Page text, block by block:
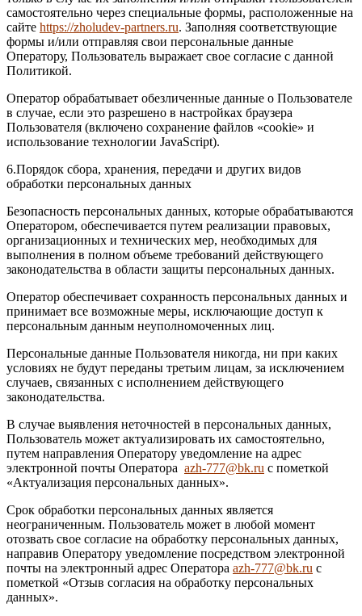
самостоятельно через специальные формы, расположенные на
сайте https://zholudev-partners.ru. Заполняя соответствующие
формы и/или отправляя свои персональные данные
Оператору, Пользователь выражает свое согласие с данной
Политикой.
Оператор обрабатывает обезличенные данные о Пользователе
в случае, если это разрешено в настройках браузера
Пользователя (включено сохранение файлов «cookie» и
использование технологии JavaScript).
6.Порядок сбора, хранения, передачи и других видов
обработки персональных данных
Безопасность персональных данных, которые обрабатываются
Оператором, обеспечивается путем реализации правовых,
организационных и технических мер, необходимых для
выполнения в полном объеме требований действующего
законодательства в области защиты персональных данных.
Оператор обеспечивает сохранность персональных данных и
принимает все возможные меры, исключающие доступ к
персональным данным неуполномоченных лиц.
Персональные данные Пользователя никогда, ни при каких
условиях не будут переданы третьим лицам, за исключением
случаев, связанных с исполнением действующего
законодательства.
В случае выявления неточностей в персональных данных,
Пользователь может актуализировать их самостоятельно,
путем направления Оператору уведомление на адрес
электронной почты Оператора azh-777@bk.ru с пометкой
«Актуализация персональных данных».
Срок обработки персональных данных является
неограниченным. Пользователь может в любой момент
отозвать свое согласие на обработку персональных данных,
направив Оператору уведомление посредством электронной
почты на электронный адрес Оператора azh-777@bk.ru с
пометкой «Отзыв согласия на обработку персональных
данных».